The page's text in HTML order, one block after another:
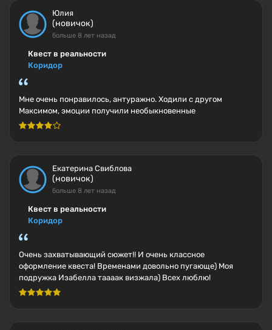
Юлия
(новичок)
больше 8 лет назад
Квест в реальности
Коридор
Мне очень понравилось, антуражно. Ходили с другом
Максимом, эмоции получили необыкновенные
Екатерина Свиблова
(новичок)
больше 8 лет назад
Квест в реальности
Коридор
Очень захватывающий сюжет!! И очень классное
оформление квеста! Временами довольно пугающе) Моя
подружка Изабелла таааак визжала) Всех люблю!